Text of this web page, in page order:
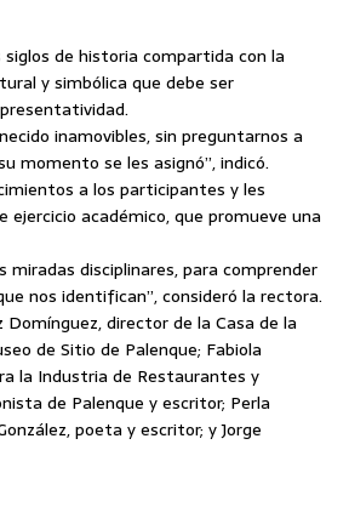
de historia compartida con la
y simbólica que debe ser
inamovibles, sin preguntarnos a
momento se les asignó”, indicó.
a los participantes y les
académico, que promueve una
disciplinares, para comprender
nos identifican”, consideró la rectora.
director de la Casa de la
de Sitio de Palenque; Fabiola
la Industria de Restaurantes y
de Palenque y escritor; Perla
poeta y escritor; y Jorge